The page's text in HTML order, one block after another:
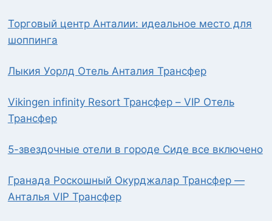
Торговый центр Анталии: идеальное место для
шоппинга
Лыкия Уорлд Отель Анталия Трансфер
Vikingen infinity Resort Трансфер – VIP Отель
Трансфер
5-звездочные отели в городе Сиде все включено
Гранада Роскошный Окурджалар Трансфер —
Анталья VIP Трансфер